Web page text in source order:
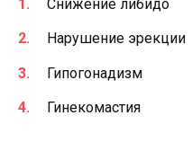
Снижение либидо
Нарушение эрекции
Гипогонадизм
Гинекомастия